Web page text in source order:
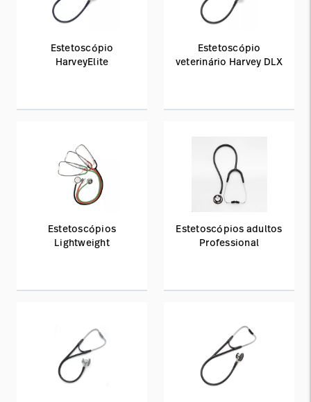
Estetoscópio
HarveyElite
Estetoscópio
veterinário Harvey DLX
Estetoscópios
Lightweight
Estetoscópios adultos
Professional